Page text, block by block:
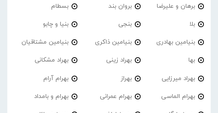
برهان و علیرضا بروان بند بسطام
بلا بنجی بنیا و چابو
بنیامین بهادری بنیامین ذاکری بنیامین مشتاقیان
بها بهراد زینی بهراد مشکانی
بهراد میرزایی بهراز بهرام آرام
بهرام الماسی بهرام عمرانی بهرام و بامداد